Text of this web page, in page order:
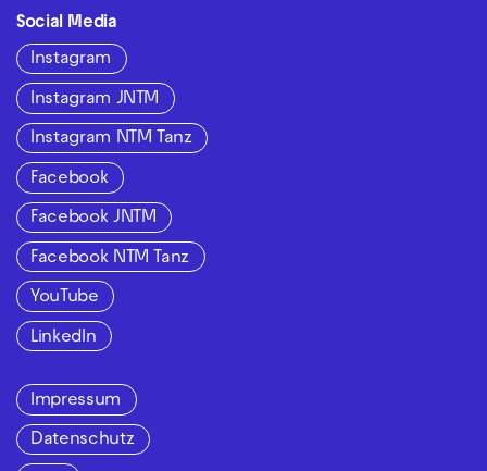
Social Media
Instagram
Instagram JNTM
Instagram NTM Tanz
Facebook
Facebook JNTM
Facebook NTM Tanz
YouTube
LinkedIn
Impressum
Datenschutz